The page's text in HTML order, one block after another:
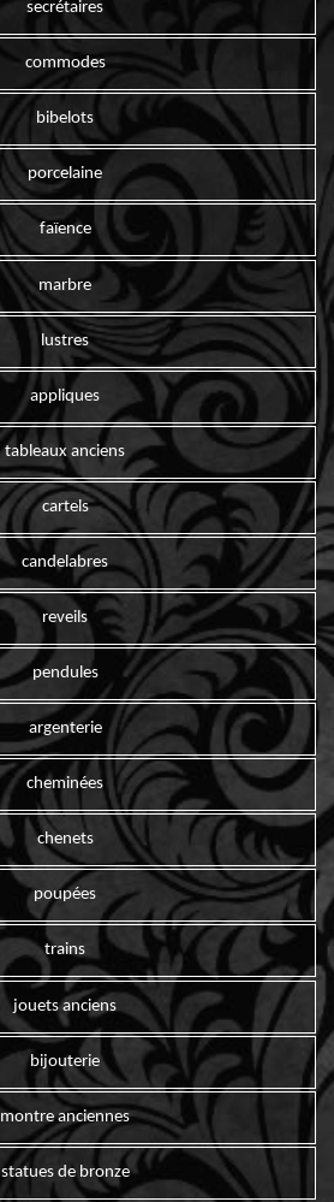
secrétaires
commodes
bibelots
porcelaine
faïence
marbre
lustres
appliques
tableaux anciens
cartels
candelabres
reveils
pendules
argenterie
cheminées
chenets
poupées
trains
jouets anciens
bijouterie
montre anciennes
statues de bronze